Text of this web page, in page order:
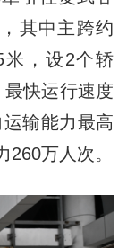
其中主跨约
米，设2个轿
快运行速度
输能力最高
万人次。